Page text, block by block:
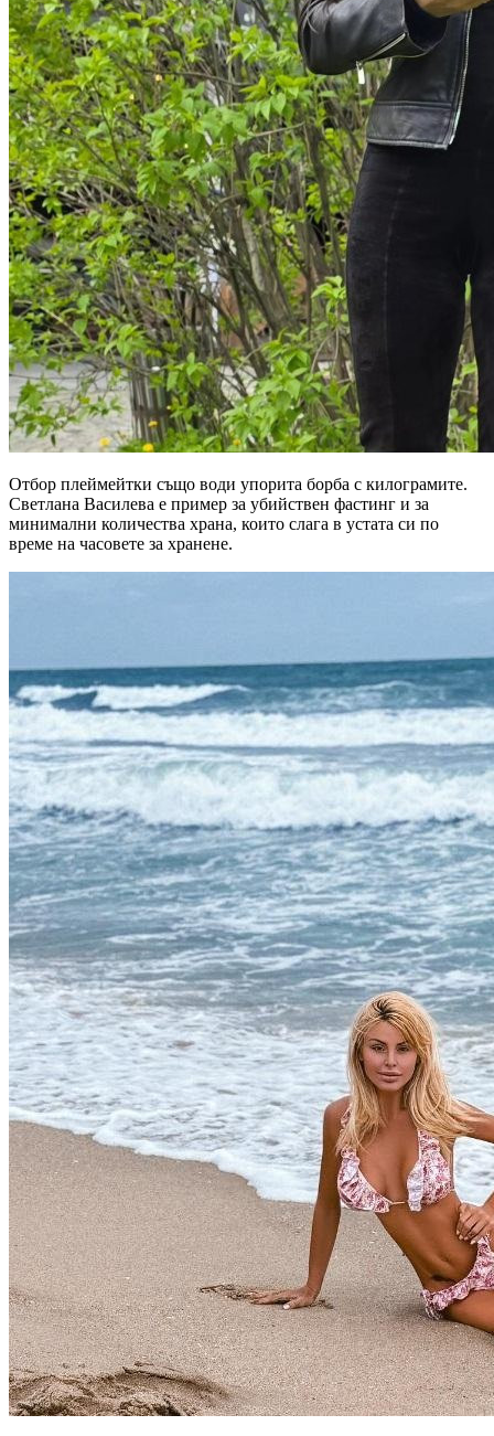
Отбор плеймейтки също води упорита борба с килограмите.
Светлана Василева е пример за убийствен фастинг и за
минимални количества храна, които слага в устата си по
време на часовете за хранене.